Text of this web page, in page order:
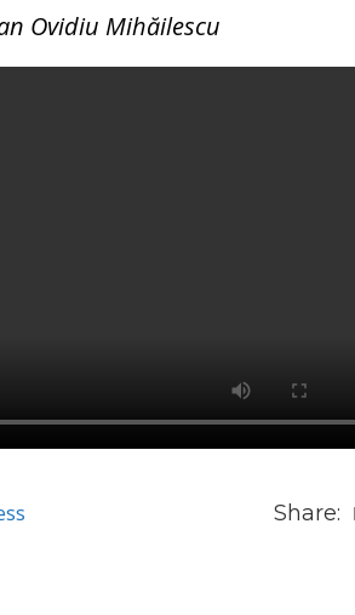
Ovidiu Mihăilescu
Share: